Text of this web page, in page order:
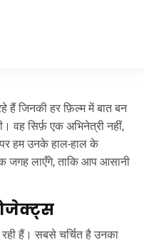
हैं जिनकी हर फ़िल्म में बात बन
वह सिर्फ़ एक अभिनेत्री नहीं,
हम उनके हाल‑हाल के
जगह लाएँगे, ताकि आप आसानी
हैं। सबसे चर्चित है उनका